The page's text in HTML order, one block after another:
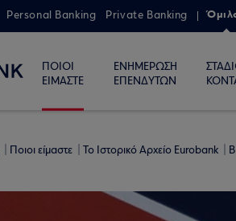
Personal Banking Private Banking
ΠΟΙΟΙ
ΕΙΜΑΣΤΕ
ΕΝΗΜΕΡΩΣΗ
ΕΠΕΝΔΥΤΩΝ
Ποιοι είμαστε Το Ιστορικό Αρχείο Eurobank